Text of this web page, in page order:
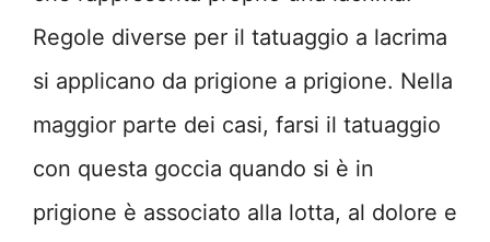
Regole diverse per il tatuaggio a lacrima
si applicano da prigione a prigione. Nella
maggior parte dei casi, farsi il tatuaggio
con questa goccia quando si è in
prigione è associato alla lotta, al dolore e